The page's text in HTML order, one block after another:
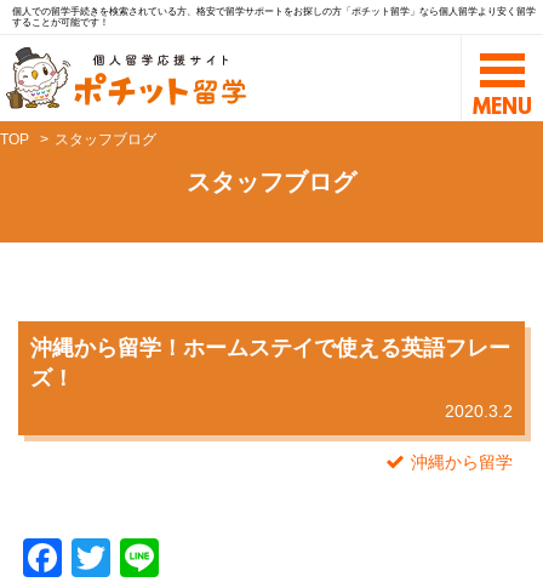
個人での留学手続きを検索されている方、格安で留学サポートをお探しの方「ポチット留学」なら個人留学より安く留学
することが可能です！
TOP スタッフブログ
スタッフブログ
沖縄から留学！ホームステイで使える英語フレー
ズ！
2020.3.2
沖縄から留学
F
T